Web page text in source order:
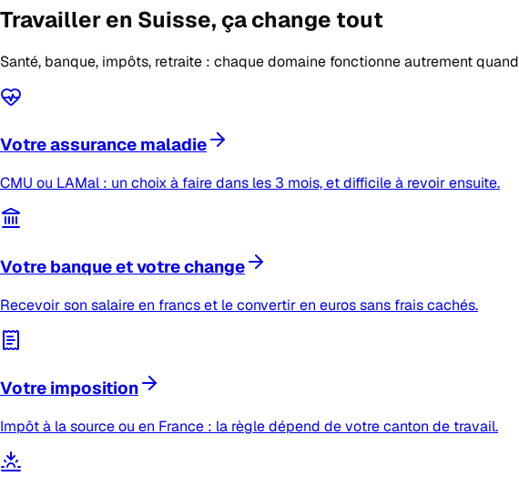
Travailler en Suisse, ça change tout
Santé, banque, impôts, retraite : chaque domaine fonctionne autrement
Votre assurance maladie
CMU ou LAMal : un choix à faire dans les 3 mois, et difficile à revoir ensuite.
Votre banque et votre change
Recevoir son salaire en francs et le convertir en euros sans frais cachés.
Votre imposition
Impôt à la source ou en France : la règle dépend de votre canton de travail.